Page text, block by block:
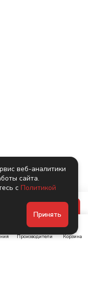
Производители Корзина
веб-аналитики
сайта.
с Политикой
Принять